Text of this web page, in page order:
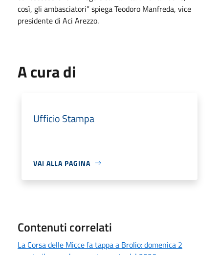
così, gli ambasciatori” spiega Teodoro Manfreda, vice
presidente di Aci Arezzo.
A cura di
Ufficio Stampa
VAI ALLA PAGINA
Contenuti correlati
La Corsa delle Micce fa tappa a Brolio: domenica 2